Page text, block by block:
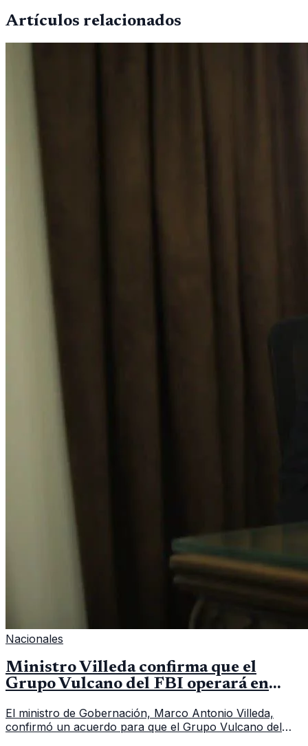
Artículos relacionados
Nacionales
Ministro Villeda confirma que el
Grupo Vulcano del FBI operará en
El ministro de Gobernación, Marco Antonio Villeda,
confirmó un acuerdo para que el Grupo Vulcano del